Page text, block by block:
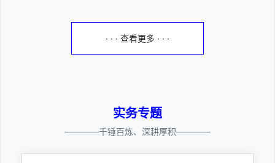
· · · 查看更多 · · ·
实务专题
————千锤百炼、深耕厚积————